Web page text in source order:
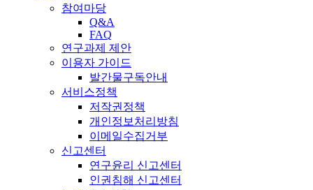
참여마당
Q&A
FAQ
연구과제 제안
이용자 가이드
발간물구독안내
서비스정책
저작권정책
개인정보처리방침
이메일수집거부
신고센터
연구윤리 신고센터
인권침해 신고센터